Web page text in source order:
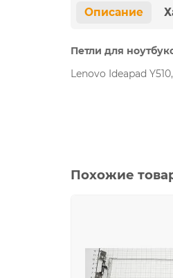
Описание
Петли для
Lenovo Ideapad
Похожие